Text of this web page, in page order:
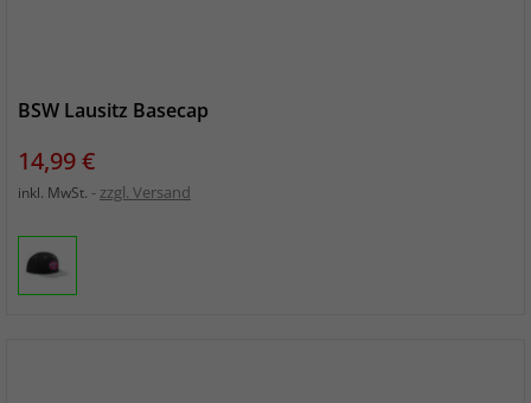
BSW Lausitz Basecap
Preis
14,99 €
inkl. MwSt. zzgl. Versand